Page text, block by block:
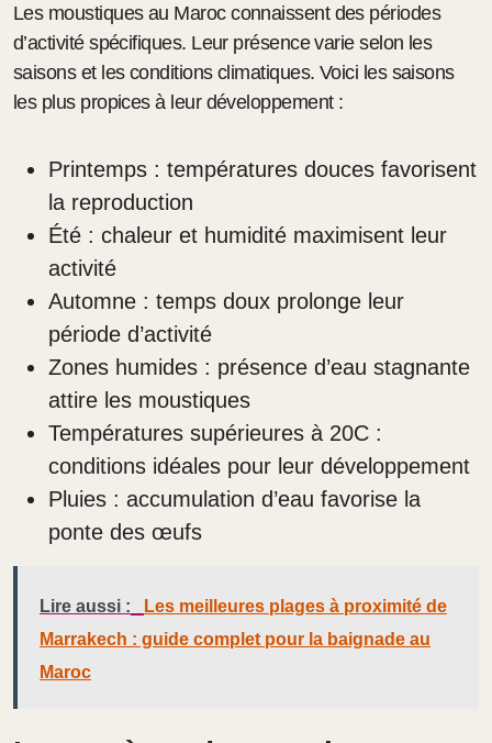
Les moustiques au Maroc connaissent des périodes
d’activité spécifiques. Leur présence varie selon les
saisons et les conditions climatiques. Voici les saisons
les plus propices à leur développement :
Printemps : températures douces favorisent
la reproduction
Été : chaleur et humidité maximisent leur
activité
Automne : temps doux prolonge leur
période d’activité
Zones humides : présence d’eau stagnante
attire les moustiques
Températures supérieures à 20C :
conditions idéales pour leur développement
Pluies : accumulation d’eau favorise la
ponte des œufs
Lire aussi :
Les meilleures plages à proximité de
Marrakech : guide complet pour la baignade au
Maroc